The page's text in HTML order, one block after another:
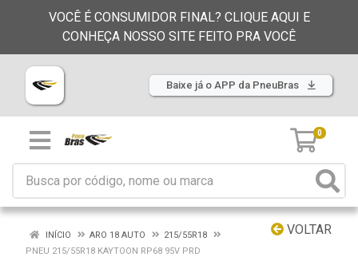
VOCÊ É CONSUMIDOR FINAL? CLIQUE AQUI E
CONHEÇA NOSSO SITE FEITO PRA VOCÊ
Baixe já o APP da PneuBras
0
VOLTAR
INÍCIO ARO 18 AUTO
215/55R18
PNEU 215/55R18 KAYTOON RP68 95V PRD